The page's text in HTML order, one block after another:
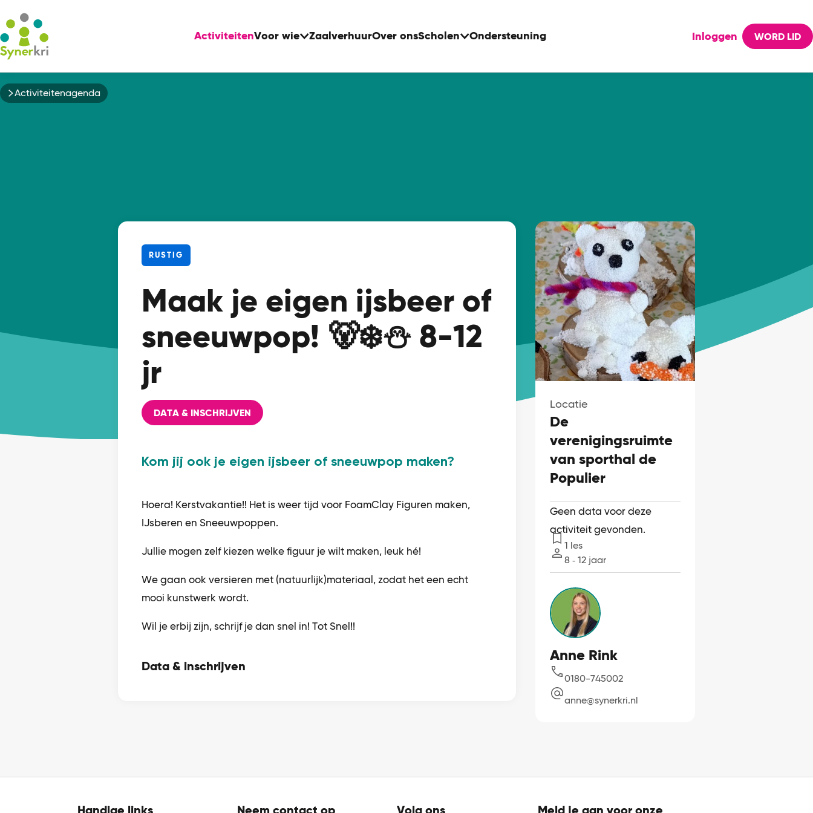
ActiviteitenVoor wie ZaalverhuurOver onsScholen Ondersteuning Inloggen WORD LID
Kruimelpad
Activiteitenagenda
RUSTIG
Maak je eigen ijsbeer of
sneeuwpop! 🐻‍❄️⛄ 8-12
jr
DATA & INSCHRIJVEN
Kom jij ook je eigen ijsbeer of sneeuwpop maken?
Hoera! Kerstvakantie!! Het is weer tijd voor FoamClay Figuren maken,
IJsberen en Sneeuwpoppen.
Jullie mogen zelf kiezen welke figuur je wilt maken, leuk hé!
We gaan ook versieren met (natuurlijk)materiaal, zodat het een echt
mooi kunstwerk wordt.
Wil je erbij zijn, schrijf je dan snel in! Tot Snel!!
Data & inschrijven
Locatie
De
verenigingsruimte
van sporthal de
Populier
Geen data voor deze
activiteit gevonden.
Lessen
1 les
Leeftijd
8 ‐ 12 jaar
Anne Rink
0180-745002
anne@synerkri.nl
Handige links Neem contact op Volg ons Meld je aan voor onze